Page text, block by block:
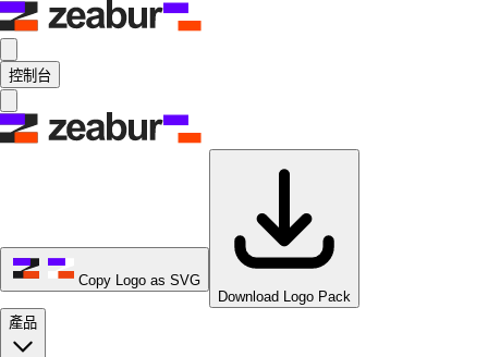
控制台
Copy Logo as SVG
Download Logo Pack
產品